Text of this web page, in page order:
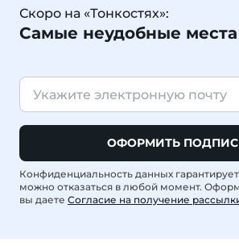
Скоро на «Тонкостях»:
Самые неудобные места
ОФОРМИТЬ
Конфиденциальность данных
можно отказаться в любой момент.
вы даете Согласие на получение